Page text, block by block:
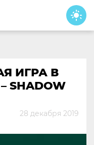
ИГРА В
SHADOW
28 декабря 2019